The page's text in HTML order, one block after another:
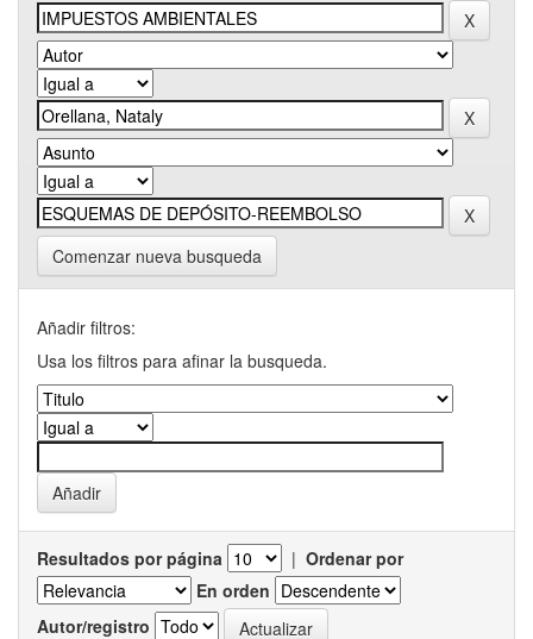
Comenzar nueva busqueda
Añadir filtros:
Usa los filtros para afinar la busqueda.
Resultados por página | Ordenar por
En orden
Autor/registro